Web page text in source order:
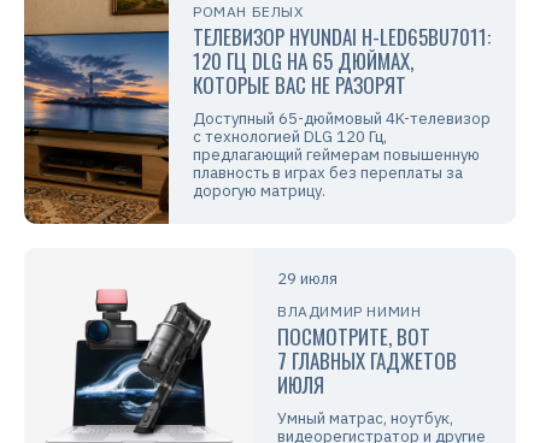
РОМАН БЕЛЫХ
ТЕЛЕВИЗОР HYUNDAI H-LED65BU7011:
120 ГЦ DLG НА 65 ДЮЙМАХ,
КОТОРЫЕ ВАС НЕ РАЗОРЯТ
Доступный 65-дюймовый 4K-телевизор
с технологией DLG 120 Гц,
предлагающий геймерам повышенную
плавность в играх без переплаты за
дорогую матрицу.
29 июля
ВЛАДИМИР НИМИН
ПОСМОТРИТЕ, ВОТ
7 ГЛАВНЫХ ГАДЖЕТОВ
ИЮЛЯ
Умный матрас, ноутбук,
видеорегистратор и другие